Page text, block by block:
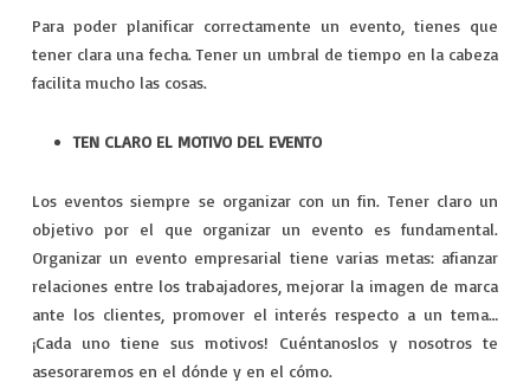
Para poder planificar correctamente un evento, tienes que
tener clara una fecha. Tener un umbral de tiempo en la cabeza
facilita mucho las cosas.
TEN CLARO EL MOTIVO DEL EVENTO
Los eventos siempre se organizar con un fin. Tener claro un
objetivo por el que organizar un evento es fundamental.
Organizar un evento empresarial tiene varias metas: afianzar
relaciones entre los trabajadores, mejorar la imagen de marca
ante los clientes, promover el interés respecto a un tema…
¡Cada uno tiene sus motivos! Cuéntanoslos y nosotros te
asesoraremos en el dónde y en el cómo.